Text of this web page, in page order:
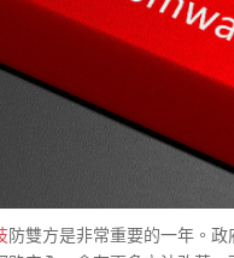
防雙方是非常重要的一年。